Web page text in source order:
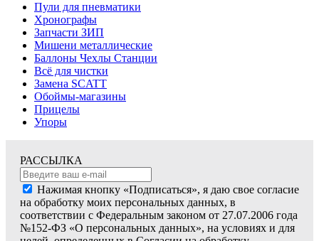
Пули для пневматики
Хронографы
Запчасти ЗИП
Мишени металлические
Баллоны Чехлы Станции
Всё для чистки
Замена SCATT
Обоймы-магазины
Прицелы
Упоры
РАССЫЛКА
Нажимая кнопку «Подписаться», я даю свое согласие
на обработку моих персональных данных, в
соответствии с Федеральным законом от 27.07.2006 года
№152-ФЗ «О персональных данных», на условиях и для